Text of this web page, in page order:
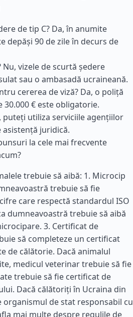
de tip C? Da, în anumite
depăși 90 de zile în decurs de
vizele de scurtă ședere
sau o ambasadă ucraineană.
cererea de viză? Da, o poliță
€ este obligatorie.
puteți utiliza serviciile agențiilor
asistență juridică.
la cele mai frecvente
trebuie să aibă: 1. Microcip
trebuie să fie
care respectă standardul ISO
dumneavoastră trebuie să aibă
3. Certificat de
să completeze un certificat
de călătorie. Dacă animalul
medicul veterinar trebuie să fie
trebuie să fie certificat de
Dacă călătoriți în Ucraina din
de stat responsabil cu
mai multe despre regulile de